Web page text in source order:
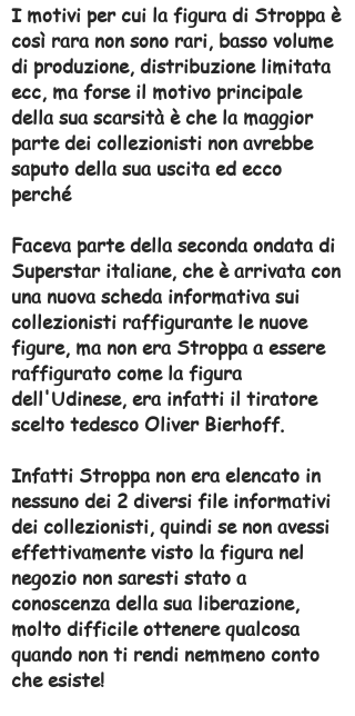
I motivi per cui la figura di Stroppa è
così rara non sono rari, basso volume
di produzione, distribuzione limitata
ecc, ma forse il motivo principale
della sua scarsità è che la maggior
parte dei collezionisti non avrebbe
saputo della sua uscita ed ecco
perché
Faceva parte della seconda ondata di
Superstar italiane, che è arrivata con
una nuova scheda informativa sui
collezionisti raffigurante le nuove
figure, ma non era Stroppa a essere
raffigurato come la figura
dell'Udinese, era infatti il tiratore
scelto tedesco Oliver Bierhoff.
Infatti Stroppa non era elencato in
nessuno dei 2 diversi file informativi
dei collezionisti, quindi se non avessi
effettivamente visto la figura nel
negozio non saresti stato a
conoscenza della sua liberazione,
molto difficile ottenere qualcosa
quando non ti rendi nemmeno conto
che esiste!